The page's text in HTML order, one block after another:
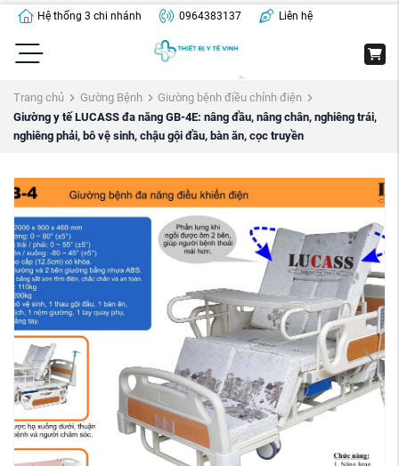
Hệ thống 3 chi nhánh 0964383137 Liên hệ
Trang chủ Gường Bệnh
Giường bệnh điều chỉnh điện
Giường y tế LUCASS đa năng GB-4E: nâng đầu, nâng chân, nghiêng trái,
nghiêng phải, bô vệ sinh, chậu gội đầu, bàn ăn, cọc truyền